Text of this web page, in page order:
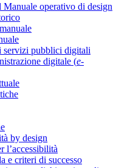
Manuale operativo di design
servizi pubblici digitali
digitale (e-
by design
l’accessibilità
e criteri di successo